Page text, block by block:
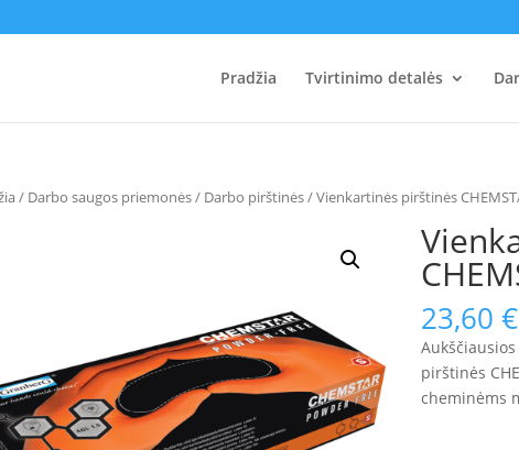
Pradžia Tvirtinimo detalės
/ Darbo saugos priemonės/ Darbo pirštinės/ Vienkartinės pirštinės
23,60 €
pirštinės
cheminėms